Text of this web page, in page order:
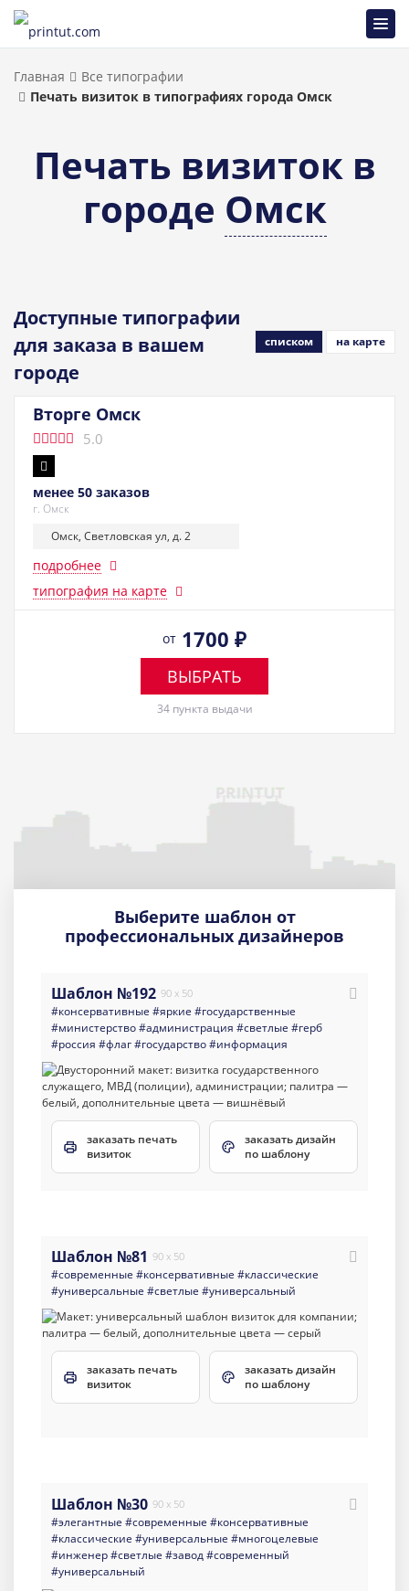
Главная
Все типографии
Печать визиток в типографиях города Омск
Печать визиток в
городе Омск
Доступные типографии
для заказа в вашем
городе
списком на карте
Вторге Омск
5.0
менее 50 заказов
г. Омск
Омск, Светловская ул, д. 2
подробнее
типография на карте
от 1700 ₽
ВЫБРАТЬ
34 пункта выдачи
Выберите шаблон от
профессиональных дизайнеров
Шаблон №192 90 x 50
#консервативные #яркие #государственные
#министерство#администрация #светлые #герб
#россия #флаг#государство#информация
заказать печать
визиток
заказать дизайн
по шаблону
Шаблон №81 90 x 50
#современные #консервативные #классические
#универсальные #светлые #универсальный
заказать печать
визиток
заказать дизайн
по шаблону
Шаблон №30 90 x 50
#элегантные #современные #консервативные
#классические #универсальные #многоцелевые
#инженер#светлые #завод#современный
#универсальный